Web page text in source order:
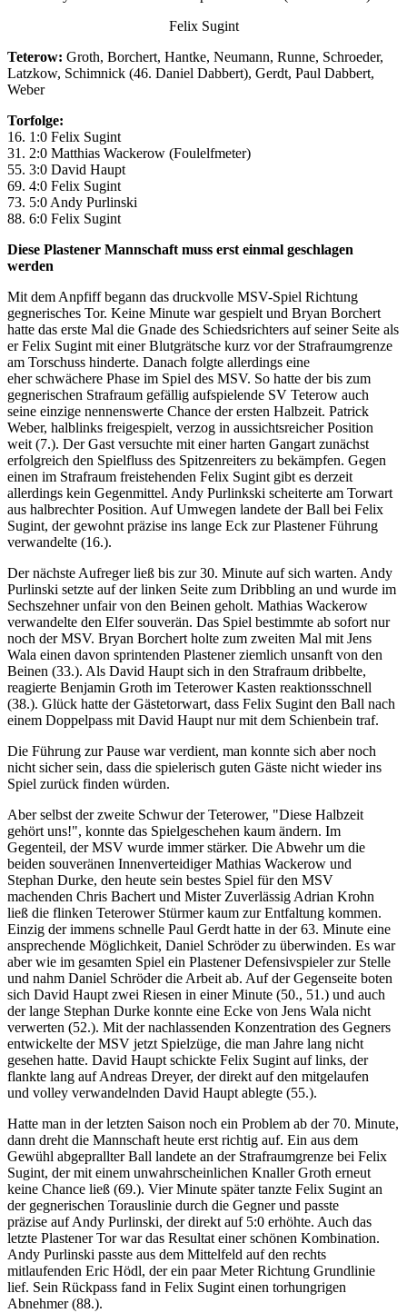
Felix Sugint
Teterow: Groth, Borchert, Hantke, Neumann, Runne, Schroeder,
Latzkow, Schimnick (46. Daniel Dabbert), Gerdt, Paul Dabbert,
Weber
Torfolge:
16. 1:0 Felix Sugint
31. 2:0 Matthias Wackerow (Foulelfmeter)
55. 3:0 David Haupt
69. 4:0 Felix Sugint
73. 5:0 Andy Purlinski
88. 6:0 Felix Sugint
Diese Plastener Mannschaft muss erst einmal geschlagen
werden
Mit dem Anpfiff begann das druckvolle MSV-Spiel Richtung
gegnerisches Tor. Keine Minute war gespielt und Bryan Borchert
hatte das erste Mal die Gnade des Schiedsrichters auf seiner Seite als
er Felix Sugint mit einer Blutgrätsche kurz vor der Strafraumgrenze
am Torschuss hinderte. Danach folgte allerdings eine
eher schwächere Phase im Spiel des MSV. So hatte der bis zum
gegnerischen Strafraum gefällig aufspielende SV Teterow auch
seine einzige nennenswerte Chance der ersten Halbzeit. Patrick
Weber, halblinks freigespielt, verzog in aussichtsreicher Position
weit (7.). Der Gast versuchte mit einer harten Gangart zunächst
erfolgreich den Spielfluss des Spitzenreiters zu bekämpfen. Gegen
einen im Strafraum freistehenden Felix Sugint gibt es derzeit
allerdings kein Gegenmittel. Andy Purlinkski scheiterte am Torwart
aus halbrechter Position. Auf Umwegen landete der Ball bei Felix
Sugint, der gewohnt präzise ins lange Eck zur Plastener Führung
verwandelte (16.).
Der nächste Aufreger ließ bis zur 30. Minute auf sich warten. Andy
Purlinski setzte auf der linken Seite zum Dribbling an und wurde im
Sechszehner unfair von den Beinen geholt. Mathias Wackerow
verwandelte den Elfer souverän. Das Spiel bestimmte ab sofort nur
noch der MSV. Bryan Borchert holte zum zweiten Mal mit Jens
Wala einen davon sprintenden Plastener ziemlich unsanft von den
Beinen (33.). Als David Haupt sich in den Strafraum dribbelte,
reagierte Benjamin Groth im Teterower Kasten reaktionsschnell
(38.). Glück hatte der Gästetorwart, dass Felix Sugint den Ball nach
einem Doppelpass mit David Haupt nur mit dem Schienbein traf.
Die Führung zur Pause war verdient, man konnte sich aber noch
nicht sicher sein, dass die spielerisch guten Gäste nicht wieder ins
Spiel zurück finden würden.
Aber selbst der zweite Schwur der Teterower, "Diese Halbzeit
gehört uns!", konnte das Spielgeschehen kaum ändern. Im
Gegenteil, der MSV wurde immer stärker. Die Abwehr um die
beiden souveränen Innenverteidiger Mathias Wackerow und
Stephan Durke, den heute sein bestes Spiel für den MSV
machenden Chris Bachert und Mister Zuverlässig Adrian Krohn
ließ die flinken Teterower Stürmer kaum zur Entfaltung kommen.
Einzig der immens schnelle Paul Gerdt hatte in der 63. Minute eine
ansprechende Möglichkeit, Daniel Schröder zu überwinden. Es war
aber wie im gesamten Spiel ein Plastener Defensivspieler zur Stelle
und nahm Daniel Schröder die Arbeit ab. Auf der Gegenseite boten
sich David Haupt zwei Riesen in einer Minute (50., 51.) und auch
der lange Stephan Durke konnte eine Ecke von Jens Wala nicht
verwerten (52.). Mit der nachlassenden Konzentration des Gegners
entwickelte der MSV jetzt Spielzüge, die man Jahre lang nicht
gesehen hatte. David Haupt schickte Felix Sugint auf links, der
flankte lang auf Andreas Dreyer, der direkt auf den mitgelaufen
und volley verwandelnden David Haupt ablegte (55.).
Hatte man in der letzten Saison noch ein Problem ab der 70. Minute,
dann dreht die Mannschaft heute erst richtig auf. Ein aus dem
Gewühl abgeprallter Ball landete an der Strafraumgrenze bei Felix
Sugint, der mit einem unwahrscheinlichen Knaller Groth erneut
keine Chance ließ (69.). Vier Minute später tanzte Felix Sugint an
der gegnerischen Torauslinie durch die Gegner und passte
präzise auf Andy Purlinski, der direkt auf 5:0 erhöhte. Auch das
letzte Plastener Tor war das Resultat einer schönen Kombination.
Andy Purlinski passte aus dem Mittelfeld auf den rechts
mitlaufenden Eric Hödl, der ein paar Meter Richtung Grundlinie
lief. Sein Rückpass fand in Felix Sugint einen torhungrigen
Abnehmer (88.).